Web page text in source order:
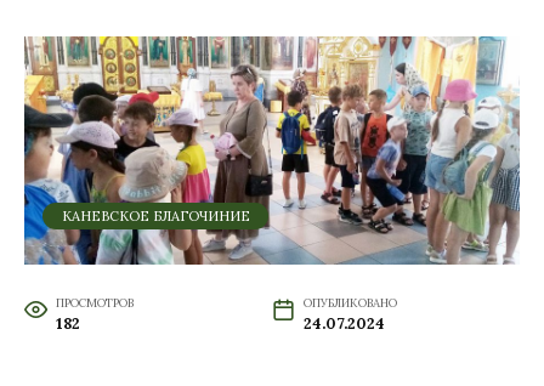
КАНЕВСКОЕ БЛАГОЧИНИЕ
ПРОСМОТРОВ
182
ОПУБЛИКОВАНО
24.07.2024